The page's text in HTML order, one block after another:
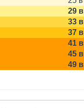
29
33
37
41
45
49